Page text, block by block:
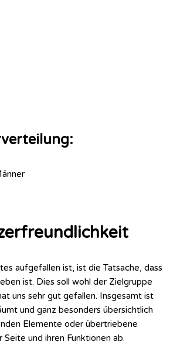
aufgefallen ist, ist die Tatsache, dass
ist. Dies soll wohl der Zielgruppe
uns sehr gut gefallen. Insgesamt ist
und ganz besonders übersichtlich
Elemente oder übertriebene
Seite und ihren Funktionen ab.